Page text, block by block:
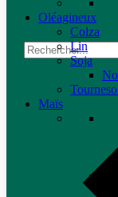
Oléagineux
Colza
Lin
Soja
Maïs